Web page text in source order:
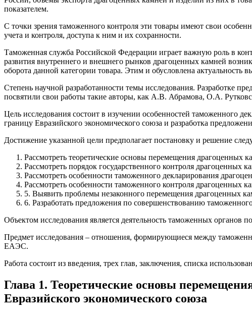
показателем.
С точки зрения таможенного контроля эти товары имеют свои
учета и контроля, доступа к ним и их сохранности.
Таможенная служба Российской Федерации играет важную роль в
развития внутреннего и внешнего рынков драгоценных камней
оборота данной категории товара. Этим и обусловлена
Степень научной разработанности темы исследования. Разработке
посвятили свои работы такие авторы, как А.В. Абрамова, О.А.
Цель исследования состоит в изучении особенностей таможенного
границу Евразийского экономического союза и разработка
Достижение указанной цели предполагает постановку и решение
Рассмотреть теоретические основы перемещения драгоценных
Рассмотреть порядок государственного контроля драгоценных
Рассмотреть особенности таможенного декларирования
Рассмотреть особенности таможенного контроля драгоценных
5. Выявить проблемы незаконного перемещения драгоценных
6. Разработать предложения по совершенствованию
Объектом исследования является деятельность таможенных
Предмет исследования – отношения, формирующиеся между
ЕАЭС.
Работа состоит из введения, трех глав, заключения, списка
Глава 1. Теоретические основы
Евразийского экономического союза